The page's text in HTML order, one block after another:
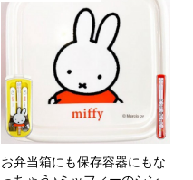
お弁当箱にも保存容器にもな